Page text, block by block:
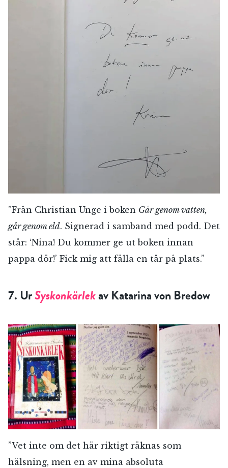
RÖSTA
”Från Christian Unge i boken Går genom vatten,
går genom eld. Signerad i samband med podd. Det
står: ‘Nina! Du kommer ge ut boken innan
pappa dör!’ Fick mig att fälla en tår på plats.”
7. UrSyskonkärlekav Katarina von Bredow
”Vet inte om det här riktigt räknas som
hälsning, men en av mina absoluta